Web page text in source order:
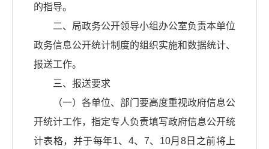
的指导。
二、局政务公开领导小组办公室负责本单位
政务信息公开统计制度的组织实施和数据统计、
报送工作。
三、报送要求
（一）各单位、部门要高度重视政府信息公
开统计工作，指定专人负责填写政府信息公开统
计表格，并于每年1、4、7、10月8日之前将上